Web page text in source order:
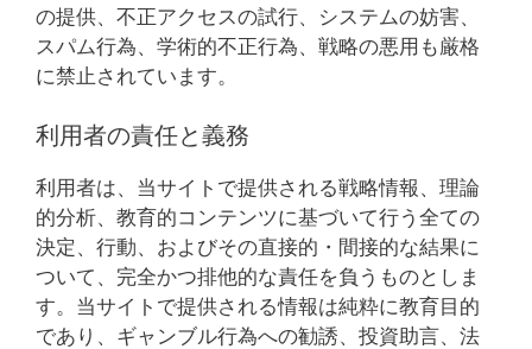
の提供、不正アクセスの試行、システムの妨害、
スパム行為、学術的不正行為、戦略の悪用も厳格
に禁止されています。
利用者の責任と義務
利用者は、当サイトで提供される戦略情報、理論
的分析、教育的コンテンツに基づいて行う全ての
決定、行動、およびその直接的・間接的な結果に
ついて、完全かつ排他的な責任を負うものとしま
す。当サイトで提供される情報は純粋に教育目的
であり、ギャンブル行為への勧誘、投資助言、法